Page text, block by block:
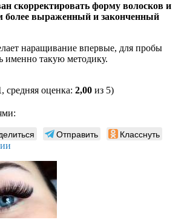
скорректировать форму волосков и
более выраженный и законченный
наращивание впервые, для пробы
именно такую методику.
, средняя оценка: 2,00 из 5)
Отправить Класснуть